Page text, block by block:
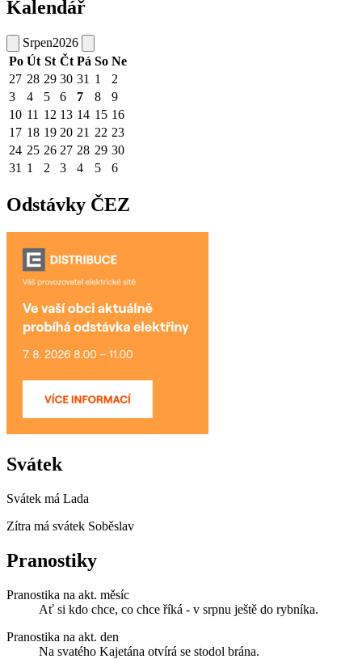
Kalendář
Srpen2026
Po Út St Čt Pá So Ne
27 28 29 30 31 1
2
3
4 5 6 7 8
9
10 11 12 13 14 15 16
17 18 19 20 21 22 23
24 25 26 27 28 29 30
31 1 2 3 4 5 6
Odstávky ČEZ
Svátek
Svátek má Lada
Zítra má svátek Soběslav
Pranostiky
Pranostika na akt. měsíc
Ať si kdo chce, co chce říká - v srpnu ještě do rybníka.
Pranostika na akt. den
Na svatého Kajetána otvírá se stodol brána.